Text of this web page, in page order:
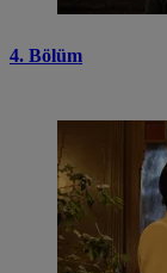
4. Bölüm